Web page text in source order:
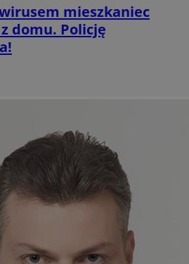
mieszkaniec
domu. Policję